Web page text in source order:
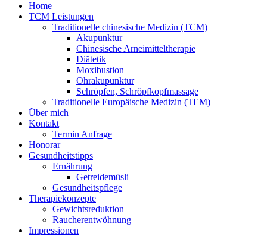
Home
TCM Leistungen
Traditionelle chinesische Medizin (TCM)
Akupunktur
Chinesische Arneimitteltherapie
Diätetik
Moxibustion
Ohrakupunktur
Schröpfen, Schröpfkopfmassage
Traditionelle Europäische Medizin (TEM)
Über mich
Kontakt
Termin Anfrage
Honorar
Gesundheitstipps
Ernährung
Getreidemüsli
Gesundheitspflege
Therapiekonzepte
Gewichtsreduktion
Raucherentwöhnung
Impressionen